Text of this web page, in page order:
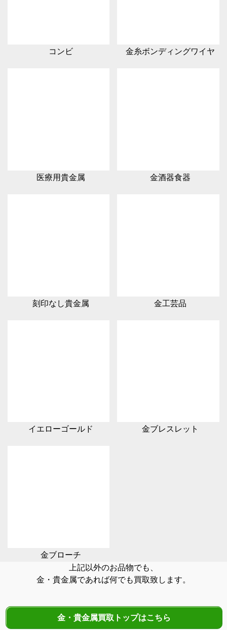
コンビ 金糸ボンディングワイヤ
医療用貴金属 金酒器食器
刻印なし貴金属 金工芸品
イエローゴールド 金ブレスレット
金ブローチ
上記以外のお品物でも、
金・貴金属であれば何でも買取致します。
金・貴金属買取トップはこちら